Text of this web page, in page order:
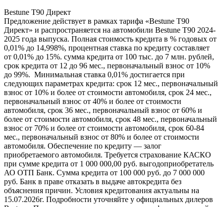
Bestune T90 Директ
Предложение действует в рамках тарифа «Bestune T90
Директ» и распространяется на автомобили Bestune T90 2024-
2025 года выпуска. Полная стоимость кредита в % годовых от
0,01% до 14,998%, процентная ставка по кредиту составляет
от 0,01% до 15%. сумма кредита от 100 тыс. до 7 млн. рублей,
срок кредита от 12 до 96 мес., первоначальный взнос от 10%
до 99%. Минимальная ставка 0,01% достигается при
следующих параметрах кредита: срок 12 мес., первоначальный
взнос от 10% и более от стоимости автомобиля, срок 24 мес.,
первоначальный взнос от 40% и более от стоимости
автомобиля, срок 36 мес., первоначальный взнос от 60% и
более от стоимости автомобиля, срок 48 мес., первоначальный
взнос от 70% и более от стоимости автомобиля, срок 60-84
мес., первоначальный взнос от 80% и более от стоимости
автомобиля. Обеспечение по кредиту — залог
приобретаемого автомобиля. Требуется страхование КАСКО
при сумме кредита от 1 000 000,00 руб. выгодоприобретатель
АО ОТП Банк. Сумма кредита от 100 000 руб. до 7 000 000
руб. Банк в праве отказать в выдаче автокредита без
объяснения причин. Условия кредитования актуальны на
15.07.2026г. Подробности уточняйте у официальных дилеров